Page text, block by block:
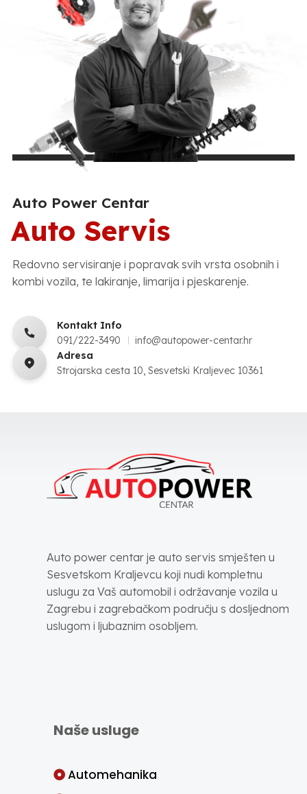
Auto Power Centar
Auto Servis
Redovno servisiranje i popravak svih vrsta osobnih i
kombi vozila, te lakiranje, limarija i pjeskarenje.
Kontakt Info
091/222-3490
info@autopower-centar.hr
Adresa
Strojarska cesta 10, Sesvetski Kraljevec 10361
Auto power centar je auto servis smješten u
Sesvetskom Kraljevcu koji nudi kompletnu
uslugu za Vaš automobil i održavanje vozila u
Zagrebu i zagrebačkom području s dosljednom
uslugom i ljubaznim osobljem.
Naše usluge
Automehanika